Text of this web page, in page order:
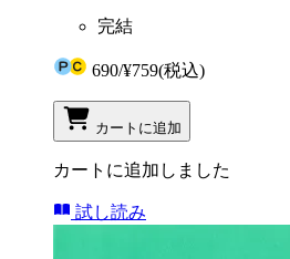
完結
690/¥759(税込)
カートに追加
カートに追加しました
試し読み